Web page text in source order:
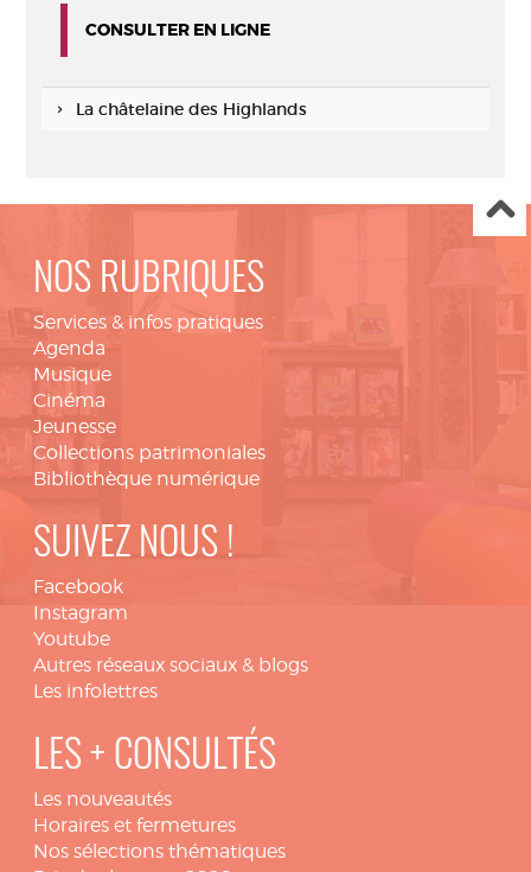
CONSULTER EN LIGNE
La châtelaine des Highlands
NOS RUBRIQUES
Services & infos pratiques
Agenda
Musique
Cinéma
Jeunesse
Collections patrimoniales
Bibliothèque numérique
SUIVEZ NOUS !
Facebook
Instagram
Youtube
Autres réseaux sociaux & blogs
Les infolettres
LES + CONSULTÉS
Les nouveautés
Horaires et fermetures
Nos sélections thématiques